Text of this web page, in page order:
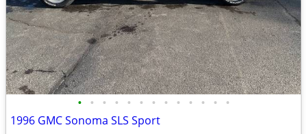
• • • • • • • • • • • • •
1996 GMC Sonoma SLS Sport